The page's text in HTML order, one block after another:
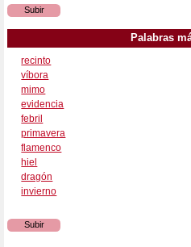
Subir
Palabras
recinto
víbora
mimo
evidencia
febril
primavera
flamenco
hiel
dragón
invierno
Subir